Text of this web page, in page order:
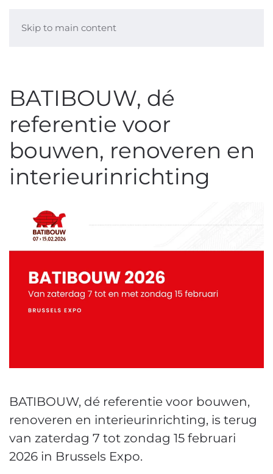
Skip to main content
BATIBOUW, dé
referentie voor
bouwen, renoveren en
interieurinrichting
BATIBOUW, dé referentie voor bouwen,
renoveren en interieurinrichting, is terug
van zaterdag 7 tot zondag 15 februari
2026 in Brussels Expo.